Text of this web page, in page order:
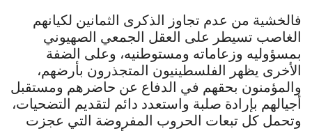
فالخشية من عدم تجاوز الذكرى الثمانين لكيانهم
الغاصب تسيطر على العقل الجمعي الصهيوني
بمسؤوليه وزعاماته ومستوطنيه، وعلى الضفة
الأخرى يظهر الفلسطينيون المتجذرون بأرضهم،
والمؤمنون بحقهم في الدفاع عن حاضرهم ومستقبل
أجيالهم بإرادة صلبة واستعدد دائم لتقديم التضحيات،
وتحمل كل تبعات الحروب المفروضة التي عجزت